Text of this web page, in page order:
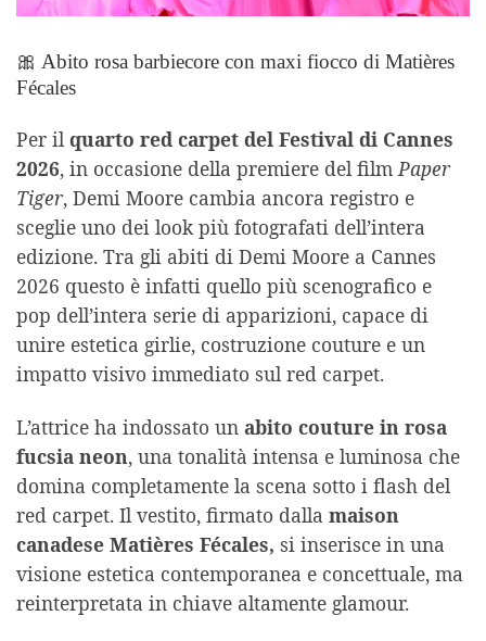
🎀 Abito rosa barbiecore con maxi fiocco di Matières
Fécales
Per il quarto red carpet del Festival di Cannes
2026, in occasione della premiere del film Paper
Tiger, Demi Moore cambia ancora registro e
sceglie uno dei look più fotografati dell’intera
edizione. Tra gli abiti di Demi Moore a Cannes
2026 questo è infatti quello più scenografico e
pop dell’intera serie di apparizioni, capace di
unire estetica girlie, costruzione couture e un
impatto visivo immediato sul red carpet.
L’attrice ha indossato un abito couture in rosa
fucsia neon, una tonalità intensa e luminosa che
domina completamente la scena sotto i flash del
red carpet. Il vestito, firmato dalla maison
canadese Matières Fécales, si inserisce in una
visione estetica contemporanea e concettuale, ma
reinterpretata in chiave altamente glamour.